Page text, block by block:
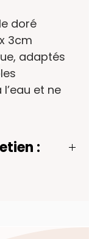
doré
3cm
adaptés
et ne
:
naturelle, il